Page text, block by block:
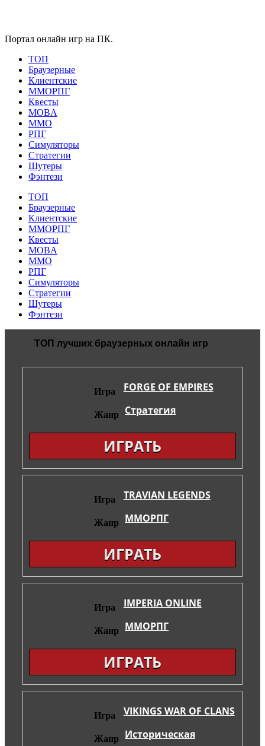
Портал онлайн игр на ПК.
ТОП
Браузерные
Клиентские
ММОРПГ
Квесты
MOBA
ММО
РПГ
Симуляторы
Стратегии
Шутеры
Фэнтези
ТОП
Браузерные
Клиентские
ММОРПГ
Квесты
MOBA
ММО
РПГ
Симуляторы
Стратегии
Шутеры
Фэнтези
ТОП лучших браузерных онлайн игр
Игра FORGE OF EMPIRES
Жанр Стратегия
ИГРАТЬ
Игра TRAVIAN LEGENDS
Жанр ММОРПГ
ИГРАТЬ
Игра IMPERIA ONLINE
Жанр ММОРПГ
ИГРАТЬ
Игра VIKINGS WAR OF CLANS
Жанр Историческая